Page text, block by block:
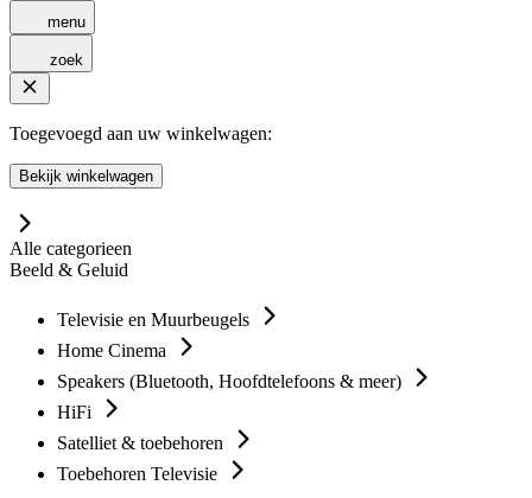
menu
zoek
Toegevoegd aan uw winkelwagen:
Bekijk winkelwagen
Alle categorieen
Beeld & Geluid
Televisie en Muurbeugels
Home Cinema
Speakers (Bluetooth, Hoofdtelefoons & meer)
HiFi
Satelliet & toebehoren
Toebehoren Televisie